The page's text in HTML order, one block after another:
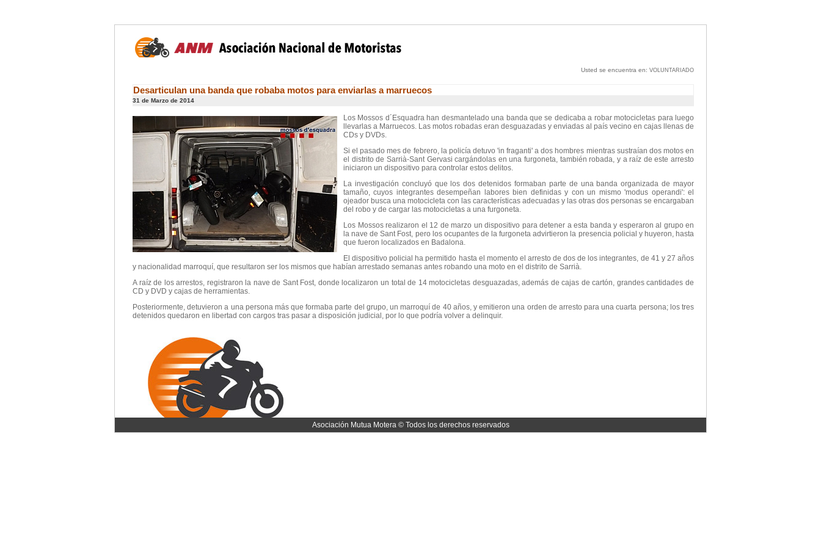
Usted se encuentra en: VOLUNTARIADO
Desarticulan una banda que robaba motos para enviarlas a marruecos
31 de Marzo de 2014
Los Mossos d´Esquadra han desmantelado una banda que se dedicaba a robar motocicletas para luego
llevarlas a Marruecos. Las motos robadas eran desguazadas y enviadas al país vecino en cajas llenas de
CDs y DVDs.
Si el pasado mes de febrero, la policía detuvo 'in fraganti' a dos hombres mientras sustraían dos motos en
el distrito de Sarrià-Sant Gervasi cargándolas en una furgoneta, también robada, y a raíz de este arresto
iniciaron un dispositivo para controlar estos delitos.
La investigación concluyó que los dos detenidos formaban parte de una banda organizada de mayor
tamaño, cuyos integrantes desempeñan labores bien definidas y con un mismo 'modus operandi': el
ojeador busca una motocicleta con las características adecuadas y las otras dos personas se encargaban
del robo y de cargar las motocicletas a una furgoneta.
Los Mossos realizaron el 12 de marzo un dispositivo para detener a esta banda y esperaron al grupo en
la nave de Sant Fost, pero los ocupantes de la furgoneta advirtieron la presencia policial y huyeron, hasta
que fueron localizados en Badalona.
El dispositivo policial ha permitido hasta el momento el arresto de dos de los integrantes, de 41 y 27 años
y nacionalidad marroquí, que resultaron ser los mismos que habían arrestado semanas antes robando una moto en el distrito de Sarrià.
A raíz de los arrestos, registraron la nave de Sant Fost, donde localizaron un total de 14 motocicletas desguazadas, además de cajas de cartón, grandes cantidades de
CD y DVD y cajas de herramientas.
Posteriormente, detuvieron a una persona más que formaba parte del grupo, un marroquí de 40 años, y emitieron una orden de arresto para una cuarta persona; los tres
detenidos quedaron en libertad con cargos tras pasar a disposición judicial, por lo que podría volver a delinquir.
Asociación Mutua Motera © Todos los derechos reservados